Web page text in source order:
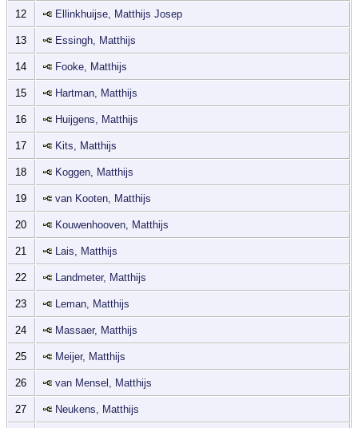
12 Ellinkhuijse, Matthijs Josep
13 Essingh, Matthijs
14 Fooke, Matthijs
15 Hartman, Matthijs
16 Huijgens, Matthijs
17 Kits, Matthijs
18 Koggen, Matthijs
19 van Kooten, Matthijs
20 Kouwenhooven, Matthijs
21 Lais, Matthijs
22 Landmeter, Matthijs
23 Leman, Matthijs
24 Massaer, Matthijs
25 Meijer, Matthijs
26 van Mensel, Matthijs
27 Neukens, Matthijs